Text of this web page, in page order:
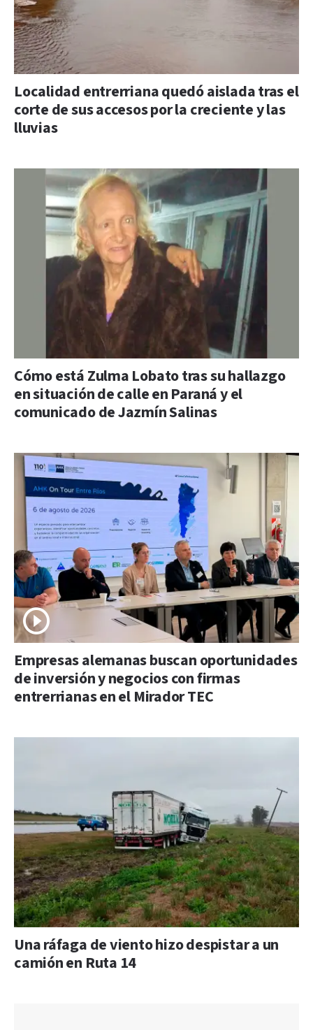
Localidad entrerriana quedó aislada tras el
corte de sus accesos por la creciente y las
lluvias
Cómo está Zulma Lobato tras su hallazgo
en situación de calle en Paraná y el
comunicado de Jazmín Salinas
Empresas alemanas buscan oportunidades
de inversión y negocios con firmas
entrerrianas en el Mirador TEC
Una ráfaga de viento hizo despistar a un
camión en Ruta 14